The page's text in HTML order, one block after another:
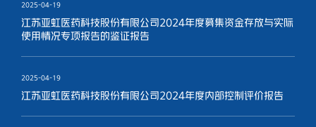
2025-04-19
江苏亚虹医药科技股份有限公司2024年度募集资金存放与实际
使用情况专项报告的鉴证报告
2025-04-19
江苏亚虹医药科技股份有限公司2024年度内部控制评价报告